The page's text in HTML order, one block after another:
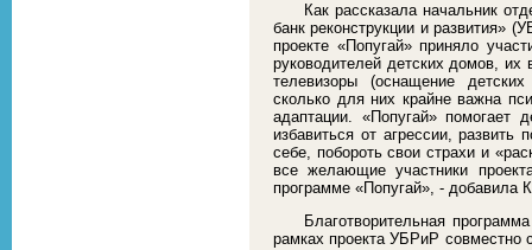
Как рассказала начальник
банк реконструкции и развития»
проекте «Попугай» приняло
руководителей детских домов, их
телевизоры (оснащение
сколько для них крайне важна
адаптации. «Попугай» помогает
избавиться от агрессии, развить
себе, побороть свои страхи и
все желающие участники
программе «Попугай», - добавила
Благотворительная
рамках проекта УБРиР совместно